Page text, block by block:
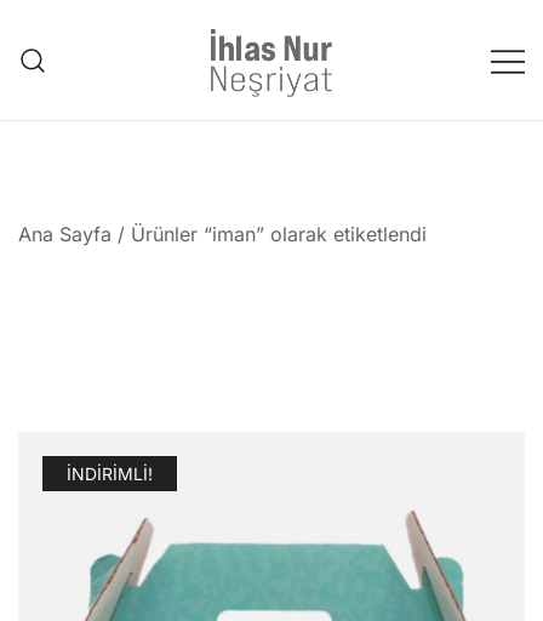
content
Ana Sayfa / Ürünler “iman” olarak etiketlendi
İNDIRIMLI!